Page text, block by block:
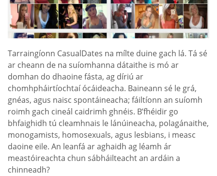
Tarraingíonn СasualDates na mílte duine gach lá. Tá sé
ar cheann de na suíomhanna dátaithe is mó ar
domhan do dhaoine fásta, ag díriú ar
chomhpháirtíochtaí ócáideacha. Baineann sé le grá,
gnéas, agus naisc spontáineacha; fáiltíonn an suíomh
roimh gach cineál caidrimh ghnéis. B’fhéidir go
bhfaighidh tú cleamhnais le lánúineacha, polagánaithe,
monogamists, homosexuals, agus lesbians, i measc
daoine eile. An leanfá ar aghaidh ag léamh ár
meastóireachta chun sábháilteacht an ardáin a
chinneadh?